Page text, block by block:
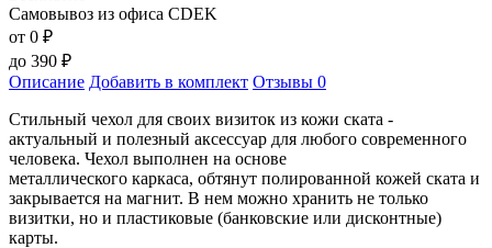
Самовывоз из офиса CDEK
от 0 ₽
до 390 ₽
Описание Добавить в комплект Отзывы 0
Стильный чехол для своих визиток из кожи ската -
актуальный и полезный аксессуар для любого современного
человека. Чехол выполнен на основе
металлического каркаса, обтянут полированной кожей ската и
закрывается на магнит. В нем можно хранить не только
визитки, но и пластиковые (банковские или дисконтные)
карты.